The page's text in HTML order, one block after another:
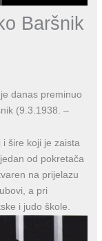
Baršnik
danas preminuo
(9.3.1938. –
šire koji je zaista
od pokretača
na prijelazu
a pri
i judo škole.